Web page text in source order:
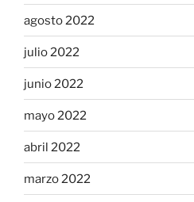
agosto 2022
julio 2022
junio 2022
mayo 2022
abril 2022
marzo 2022